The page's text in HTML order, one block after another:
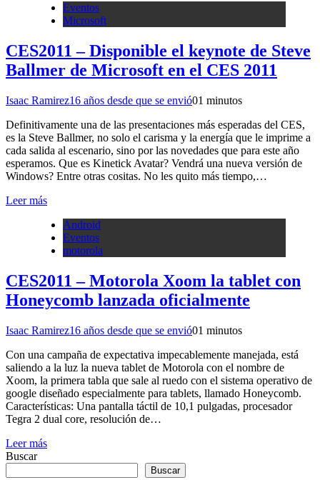
Eventos
Microsoft
CES2011 – Disponible el keynote de Steve
Ballmer de Microsoft en el CES 2011
Isaac Ramirez16 años desde que se envió01 minutos
Definitivamente una de las presentaciones más esperadas del CES,
es la Steve Ballmer, no solo el carisma y la energía que le imprime a
cada salida al escenario, sino por las novedades que para este año
esperamos. Que es Kinetick Avatar? Vendrá una nueva versión de
Windows? Entre otras cositas. No les quito más tiempo,…
Leer más
Android
Eventos
motorola
CES2011 – Motorola Xoom la tablet con
Honeycomb lanzada oficialmente
Isaac Ramirez16 años desde que se envió01 minutos
Con una campaña de expectativa impecablemente manejada, está
saliendo a la luz la nueva tablet de Motorola con el nombre de
Xoom, la primera tabla que sale al ruedo con el sistema operativo de
google diseñado especialmente para tablets, llamado Honeycomb.
Características: Una pantalla táctil de 10,1 pulgadas, procesador
Tegra 2 dual core, resolución de…
Leer más
Buscar
Buscar